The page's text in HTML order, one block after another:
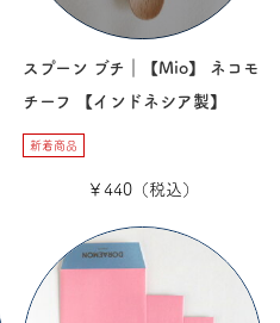
スプーン ブチ｜【Mio】 ネコモ
チーフ 【インドネシア製】
新着商品
￥440（税込）